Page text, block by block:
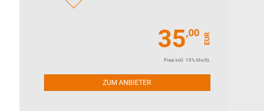
35,00 EUR
Preis inkl. 19% MwSt.
ZUM ANBIETER